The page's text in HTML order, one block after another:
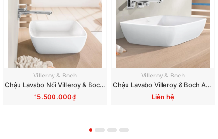
Villeroy & Boch
Chậu Lavabo Nổi Villeroy & Boch Artis 417258R1
15.500.000₫
Villeroy & Boch
Chậu Lavabo Villeroy & Boch Artis 41725801
Liên hệ